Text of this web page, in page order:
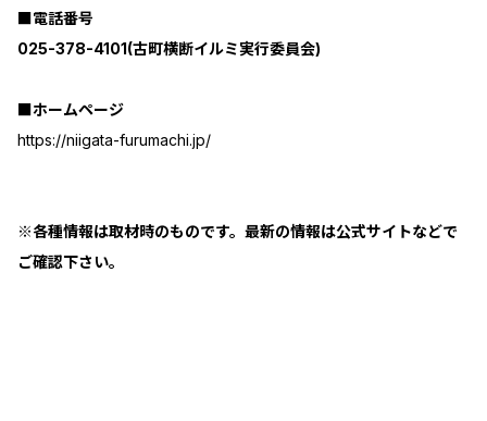
■電話番号
025-378-4101(古町横断イルミ実行委員会)
■ホームページ
https://niigata-furumachi.jp/
※各種情報は取材時のものです。最新の情報は公式サイトなどで
ご確認下さい。